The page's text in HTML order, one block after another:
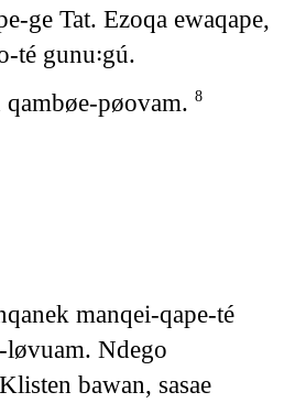
ge Tat. Ezoqa ewaqape,
té gunu꞉gú.
pøovam. 8
manqei-qape-té
løvuam. Ndego
bawan, sasae